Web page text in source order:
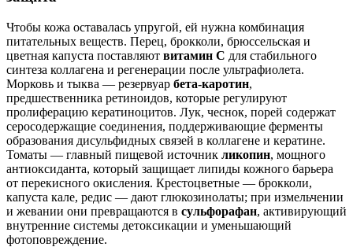
Чтобы кожа оставалась упругой, ей нужна комбинация
питательных веществ. Перец, брокколи, брюссельская и
цветная капуста поставляют витамин C для стабильного
синтеза коллагена и регенерации после ультрафиолета.
Морковь и тыква — резервуар бета-каротин,
предшественника ретиноидов, которые регулируют
пролиферацию кератиноцитов. Лук, чеснок, порей содержат
серосодержащие соединения, поддерживающие ферменты
образования дисульфидных связей в коллагене и кератине.
Томаты — главный пищевой источник ликопин, мощного
антиоксиданта, который защищает липиды кожного барьера
от перекисного окисления. Крестоцветные — брокколи,
капуста кале, редис — дают глюкозинолаты; при измельчении
и жевании они превращаются в сульфорафан, активирующий
внутренние системы детоксикации и уменьшающий
фотоповреждение.